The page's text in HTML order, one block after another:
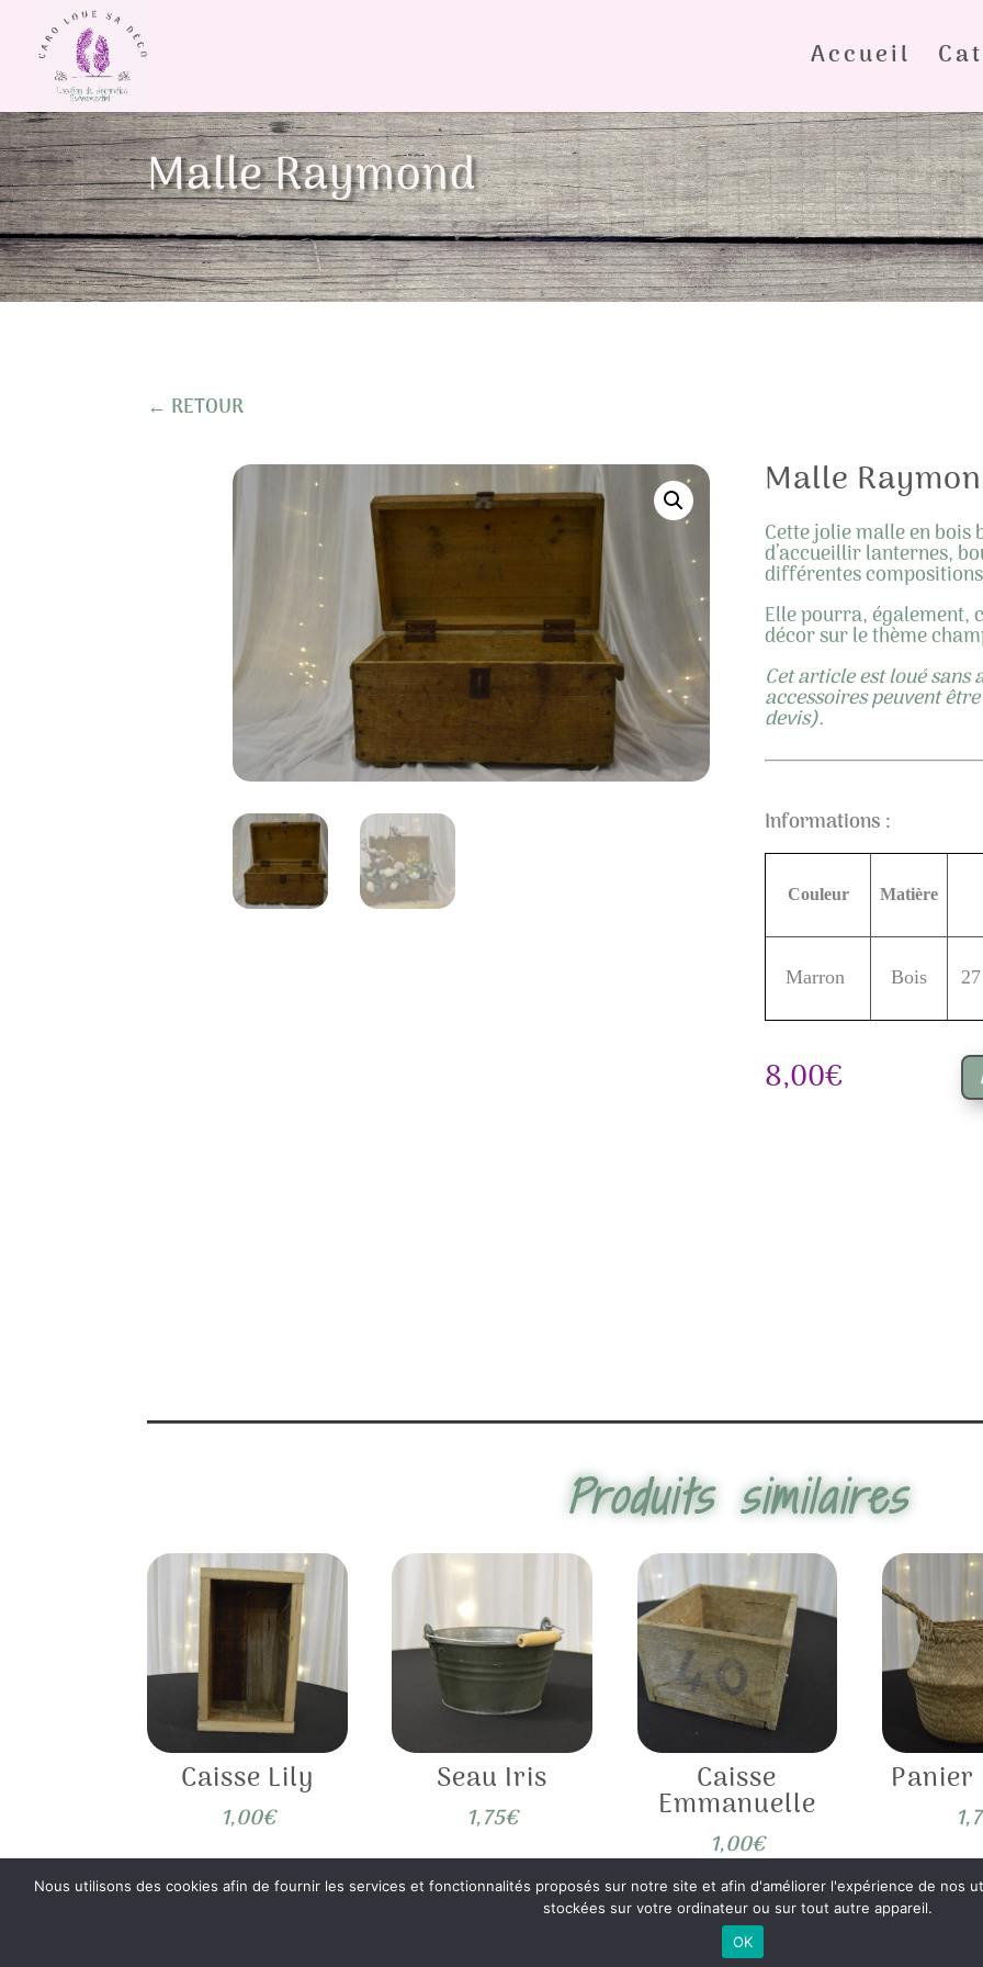
Accueil
Malle Raymond
← RETOUR
Malle
Cette jolie malle en
d’accueillir lanternes,
différentes
Elle pourra, également,
décor sur le thème
Cet article est loué sans
accessoires peuvent
devis).
Informations :
Couleur Matière
Marron Bois
8,00€
Produits similaires
Caisse Lily
1,00€
Seau Iris
1,75€
Caisse
Emmanuelle
1,00€
Nous utilisons des cookies afin de fournir les services et fonctionnalités proposés sur notre site et afin d'améliorer l'expérience de nos
stockées sur votre ordinateur ou sur tout autre appareil.
OK